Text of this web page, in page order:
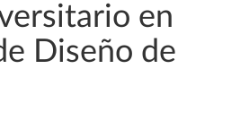
en
Diseño de